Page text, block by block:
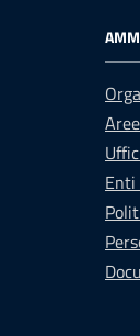
Enti